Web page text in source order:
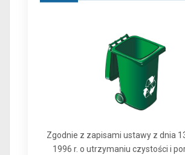
Zgodnie z zapisami ustawy z dnia
1996 r. o utrzymaniu czystości i